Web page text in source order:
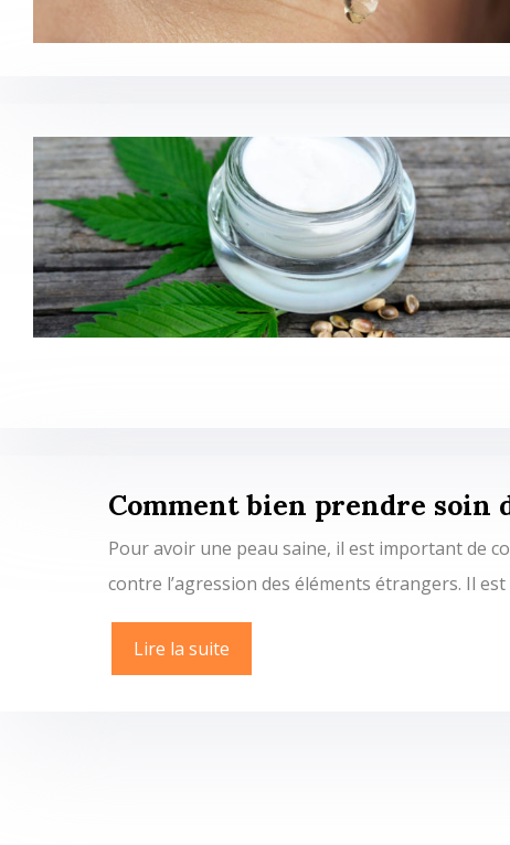
Comment bien prendre soin
Pour avoir une peau saine, il est important de
contre l’agression des éléments étrangers. Il
Lire la suite